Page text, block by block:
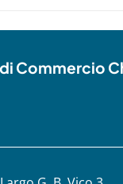
Commercio